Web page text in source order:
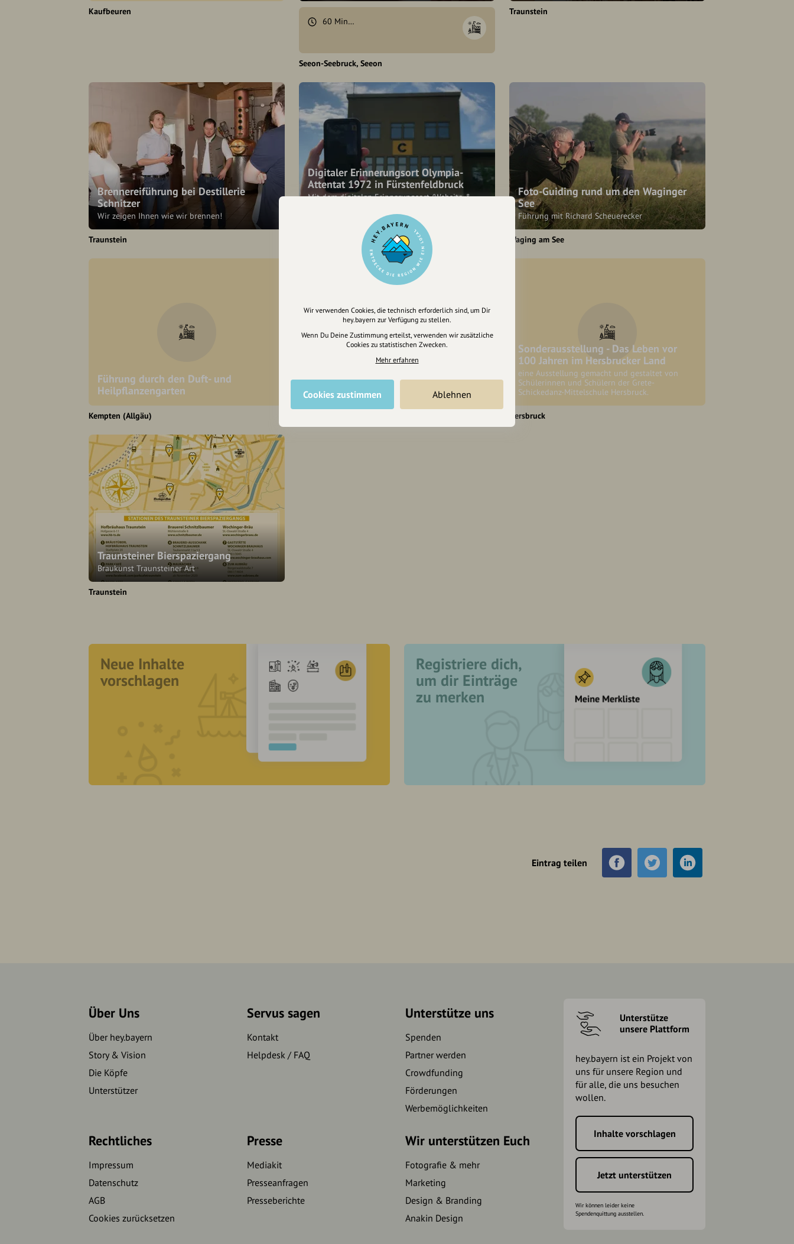
Kaufbeuren
60 Minuten
Seeon-Seebruck Seeon
Traunstein
Brennereiführung bei Destillerie
Schnitzer
Wir zeigen Ihnen wie wir brennen!
Traunstein
Digitaler Erinnerungsort Olympia-
Attentat 1972 in Fürstenfeldbruck
Mit dem digitalen Erinnerungsort (Website &
erinnert und den Opfern gedacht.
Foto-Guiding rund um den Waginger
See
Führung mit Richard Scheuerecker
Waging am See
Führung durch den Duft- und
Heilpflanzengarten
Kempten (Allgäu)
Osterausstellung der Peters
Holzwerkstatt
Osterausstellung
Sonderausstellung - Das Leben vor
100 Jahren im Hersbrucker Land
eine Ausstellung gemacht und gestaltet von
Schülerinnen und Schülern der Grete-
Schickedanz-Mittelschule Hersbruck.
Hersbruck
Traunsteiner Bierspaziergang
Brau­kunst Traun­stei­ner Art
Traunstein
Neue Inhalte
vorschlagen
Registriere dich,
um dir Einträge
zu merken
Eintrag teilen
Über Uns
Über hey.bayern
Story & Vision
Die Köpfe
Unterstützer
Servus sagen
Kontakt
Helpdesk / FAQ
Unterstütze uns
Spenden
Partner werden
Crowdfunding
Förderungen
Werbemöglichkeiten
Rechtliches
Impressum
Datenschutz
AGB
Cookies zurücksetzen
Presse
Mediakit
Presseanfragen
Presseberichte
Wir unterstützen Euch
Fotografie & mehr
Marketing
Design & Branding
Anakin Design
Unterstütze
unsere Plattform
hey.bayern ist ein Projekt von
uns für unsere Region und
für alle, die uns besuchen
wollen.
Inhalte vorschlagen
Jetzt unterstützen
Wir können leider keine
Spendenquittung ausstellen.
Wir verwenden Cookies, die technisch erforderlich sind, um Dir
hey.bayern zur Verfügung zu stellen.
Wenn Du Deine Zustimmung erteilst, verwenden wir zusätzliche
Cookies zu statistischen Zwecken.
Mehr erfahren
Cookies zustimmen Ablehnen